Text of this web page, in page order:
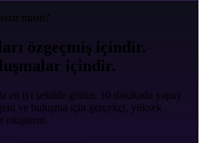
mısın?
özgeçmiş içindir.
içindir.
en iyi şekilde görün. 10 dakikada yapay
ve buluşma için gerçekçi, yüksek
oluşturur.